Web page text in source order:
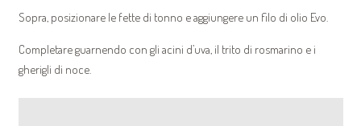
Sopra, posizionare le fette di tonno e aggiungere un filo di olio Evo.
Completare guarnendo con gli acini d’uva, il trito di rosmarino e i
gherigli di noce.